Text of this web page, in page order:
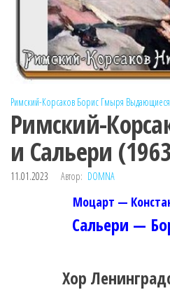
Римский-Корсаков Борис Гмыря
Римский-
и Сальери
11.01.2023 Автор: DOMNA
Моцарт —
Сальери —
Хор